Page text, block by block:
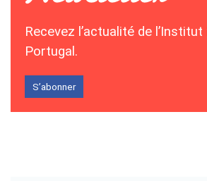
Recevez l’actualité de
Portugal.
S’abonner